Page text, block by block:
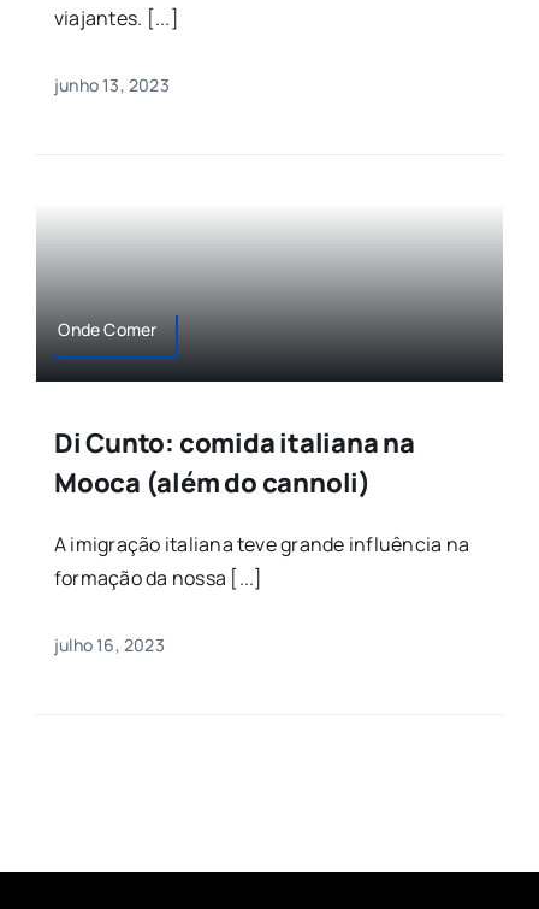
viajantes. [...]
junho 13, 2023
Onde Comer
Di Cunto: comida italiana na
Mooca (além do cannoli)
A imigração italiana teve grande influência na
formação da nossa [...]
julho 16, 2023